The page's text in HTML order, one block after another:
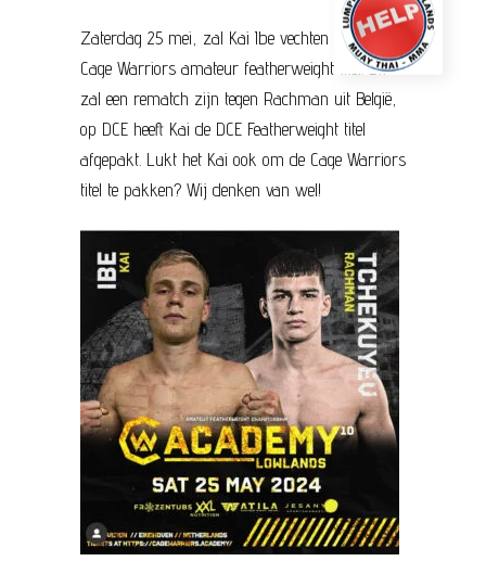
Zaterdag 25 mei, zal Kai Ibe vechten voor de
Cage Warriors amateur featherweight titel. Dit
zal een rematch zijn tegen Rachman uit België,
op DCE heeft Kai de DCE Featherweight titel
afgepakt. Lukt het Kai ook om de Cage Warriors
titel te pakken? Wij denken van wel!